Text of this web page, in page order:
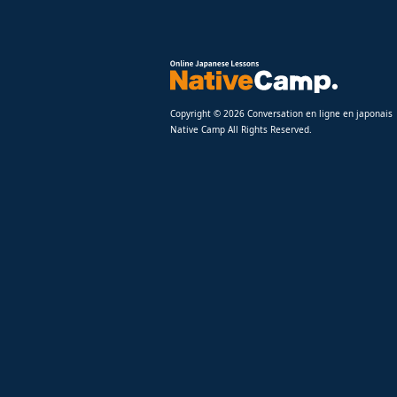
Copyright © 2026 Conversation en ligne en japonais
Native Camp All Rights Reserved.